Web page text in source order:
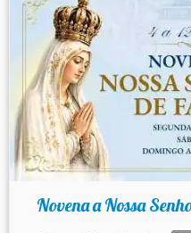
Novena a Nossa